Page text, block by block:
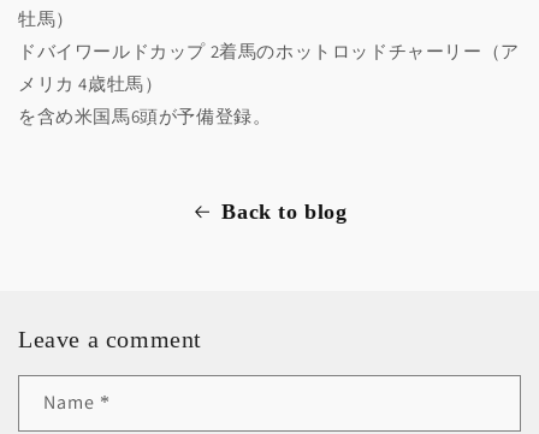
牡馬）
ドバイワールドカップ 2着馬のホットロッドチャーリー（ア
メリカ 4歳牡馬）
を含め米国馬6頭が予備登録。
Back to blog
Leave a comment
Name *